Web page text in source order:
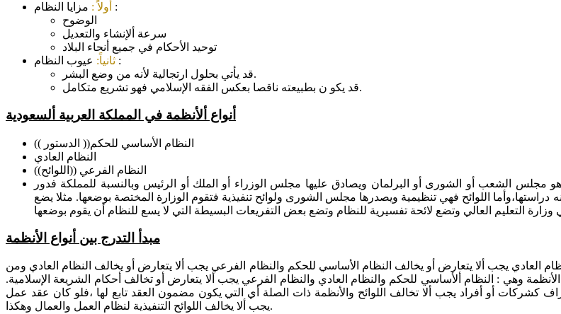
أولاً : مزايا النظام :
الوضوح
سرعة ألإنشاء والتعديل
توحيد الأحكام في جميع أنحاء البلاد
ثانياً: عيوب النظام :
قد يأتي بحلول ارتجالية لأنه من وضع البشر.
قد يكو ن بطبيعته ناقصا بعكس الفقه الإسلامي فهو تشريع متكامل.
أنواع ألأنظمة في المملكة العربية ألسعودية
النظام الأساسي للحكم(( الدستور ))
النظام العادي
النظام الفرعي ((اللوائح))
مجلس الشعب أو الشورى أو البرلمان ويصادق عليها مجلس الوزراء أو الملك أو الرئيس وبالنسبة للمملكة فدور
اللوائح فهي تنظيمية ويصدرها مجلس الشورى ولوائح تنفيذية فتقوم الوزارة المختصة بوضعها. مثلا يضع
مبدأ التدرج بين أنواع الأنظمة
العادي يجب ألا يتعارض أو يخالف النظام الأساسي للحكم والنظام الفرعي يجب ألا يتعارض أو يخالف النظام العادي ومن
وهي : النظام ألأساسي للحكم والنظام العادي والنظام الفرعي يجب ألا يتعارض أو تخالف أحكام الشريعة الإسلامية.
كشركات أو أفراد يجب ألا تخالف اللوائح والأنظمة ذات الصلة أي التي يكون مضمون العقد تابع لها ،فلو كان عقد عمل
يجب ألا يخالف اللوائح التنفيذية لنظام العمل والعمال وهكذا.